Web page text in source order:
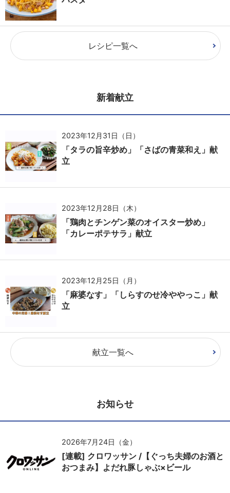
レシピ一覧へ
新着献立
2023年12月31日（日）
「タラの旨辛炒め」「さばの青菜和え」献
立
2023年12月28日（木）
「鶏肉とチンゲン菜のオイスター炒め」
「カレーポテサラ」献立
2023年12月25日（月）
「麻婆なす」「しらすのせ冷ややっこ」献
立
献立一覧へ
お知らせ
2026年7月24日（金）
[連載] クロワッサン /【ぐっち夫婦のお酒と
おつまみ】よだれ豚しゃぶ×ビール